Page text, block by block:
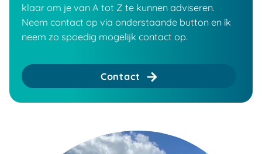
klaar om je van A tot Z te kunnen adviseren.
Neem contact op via onderstaande button en ik
neem zo spoedig mogelijk contact op.
Contact